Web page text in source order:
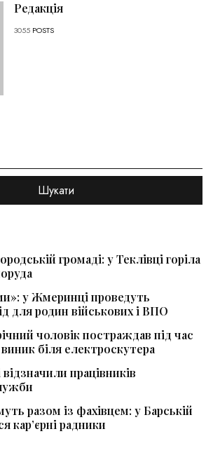
Редакція
3055 POSTS
громаді: у Теклівці горіла
у Жмеринці проведуть
для родин військових і ВПО
чоловік постраждав під час
біля електроскутера
працівників
разом із фахівцем: у Барській
кар’єрні радники